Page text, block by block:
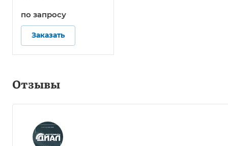
по запросу
Заказать
Отзывы